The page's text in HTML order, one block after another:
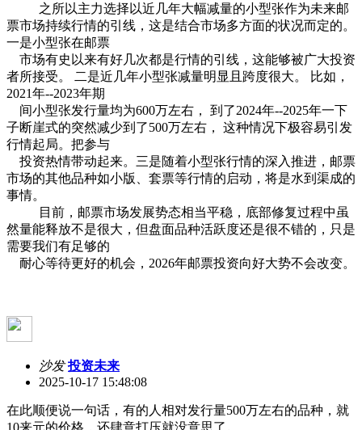
之所以主力选择以近几年大幅减量的小型张作为未来邮
票市场持续行情的引线，这是结合市场多方面的状况而定的。
一是小型张在邮票
市场有史以来有好几次都是行情的引线，这能够被广大投资
者所接受。 二是近几年小型张减量明显且跨度很大。 比如，
2021年--2023年期
间小型张发行量均为600万左右， 到了2024年--2025年一下
子断崖式的突然减少到了500万左右， 这种情况下极容易引发
行情起局。把参与
投资热情带动起来。三是随着小型张行情的深入推进，邮票
市场的其他品种如小版、套票等行情的启动，将是水到渠成的
事情。
目前，邮票市场发展势态相当平稳，底部修复过程中虽
然量能释放不是很大，但盘面品种活跃度还是很不错的，只是
需要我们有足够的
耐心等待更好的机会，2026年邮票投资向好大势不会改变。
沙发 投资未来
2025-10-17 15:48:08
在此顺便说一句话，有的人相对发行量500万左右的品种，就
10来元的价格，还肆意打压就没意思了。